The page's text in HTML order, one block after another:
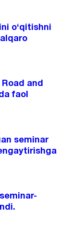
o‘qitishni
and
faol
seminar